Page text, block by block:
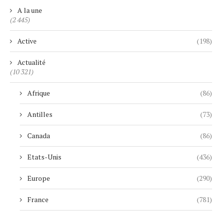
A la une
(2 445)
Active (198)
Actualité
(10 321)
Afrique (86)
Antilles (73)
Canada (86)
Etats-Unis (436)
Europe (290)
France (781)